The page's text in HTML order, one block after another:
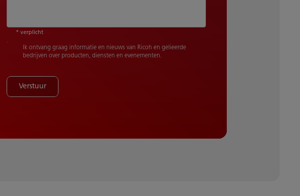
* verplicht
Ik ontvang graag informatie en nieuws van Ricoh en gelieerde
bedrijven over producten, diensten en evenementen.
Verstuur